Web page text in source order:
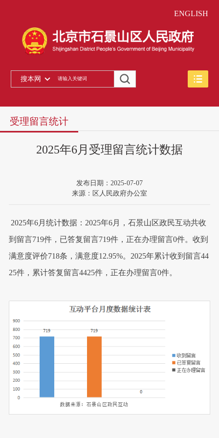
ENGLISH
搜本网
受理留言统计
2025年6月受理留言统计数据
发布日期：2025-07-07
来源：区人民政府办公室
2025年6月统计数据：2025年6月，石景山区政民互动共收
到留言719件，已答复留言719件，正在办理留言0件。收到
满意度评价718条，满意度12.95%。2025年累计收到留言44
25件，累计答复留言4425件，正在办理留言0件。